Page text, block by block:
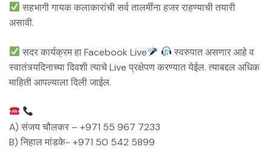
सहभागी गायक कलाकारांची सर्व तालमींना हजर राहण्याची तयारी
असावी.
सदर कार्यक्रम हा Facebook Live
स्वरुपात असणार आहे व
स्वातंत्र्यदिनाच्या दिवशी त्याचे Live प्रक्षेपण करण्यात येईल. त्याबद्दल अधिक
माहिती आपल्याला दिली जाईल.
A) संजय चौलकर – +971 55 967 7233
B) निहाल मांडके- +971 50 542 5899